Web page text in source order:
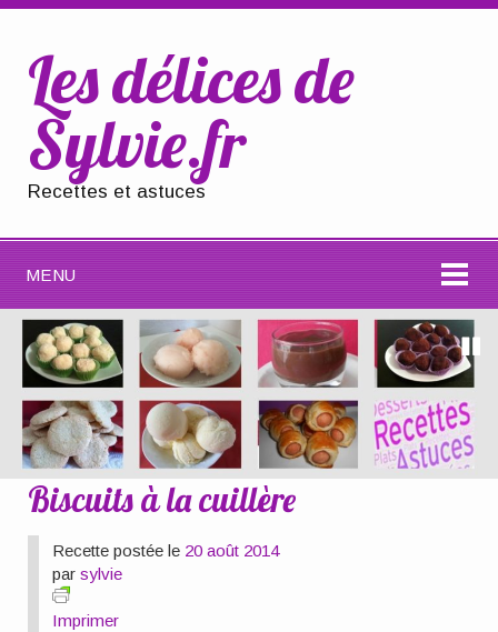
Les délices de
Sylvie.fr
Recettes et astuces
MENU
Biscuits à la cuillère
Recette postée le 20 août 2014
parsylvie
Imprimer